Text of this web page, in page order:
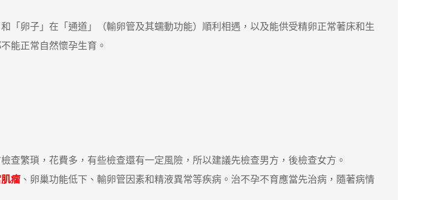
卵子」在「通道」（輸卵管及其蠕動功能）順利相遇，以及能供受精卵正常著床和生
能正常自然懷孕生育。
繁瑣，花費多，有些檢查還有一定風險，所以建議先檢查男方，後檢查女方。
瘤 、卵巢功能低下、輸卵管因素和精液異常等疾病。治不孕不育應當先治病，隨著病情